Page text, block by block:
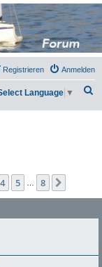
Anmelden
Registrieren
Language ▼
4 5 8